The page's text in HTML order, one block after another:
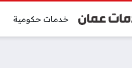
خدمات حكومية